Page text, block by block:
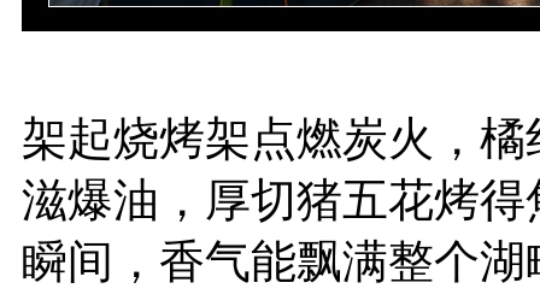
架起烧烤架点燃炭火，
滋爆油，厚切猪五花烤
瞬间，香气能飘满整个湖